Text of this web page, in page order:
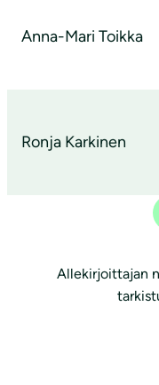
Anna-Mari Toikka
Ronja Karkinen
Allekirjoittajan